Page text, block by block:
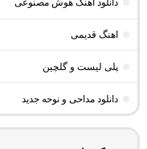
دانلود آهنگ هوش مصنوعی
اهنگ قدیمی
پلی لیست و گلچین
دانلود مداحی و نوحه جدید